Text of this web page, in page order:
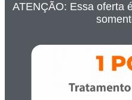
ATENÇÃO: Essa oferta